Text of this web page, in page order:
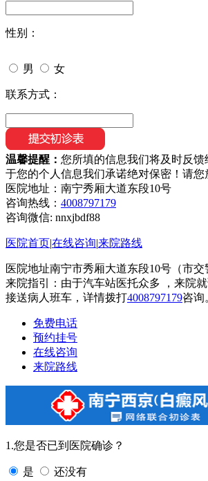
性别：
男 女
联系方式：
温馨提醒： 您所填的信息我们将及时反
于您的个人信息我们承诺绝对保密！请您
医院地址：南宁秀厢大道东段10号
咨询热线： 4008797179
咨询微信: nnxjbdf88
医院首页|在线咨询|来院路线
医院地址南宁市秀厢大道东段10号（市交
来院指引：由于汽车站医托众多 ，来院
接送病人班车，详情拨打4008797179咨询
免费电话
预约挂号
在线咨询
来院路线
1.您是否已到医院确诊？
是 还没有